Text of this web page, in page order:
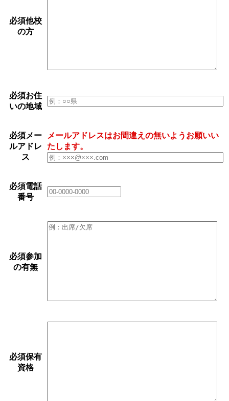
必須他校
の方
必須お住
いの地域
必須メー
ルアドレ
ス
メールアドレスはお間違えの無いようお願いい
たします。
必須電話
番号
必須参加
の有無
必須保有
資格